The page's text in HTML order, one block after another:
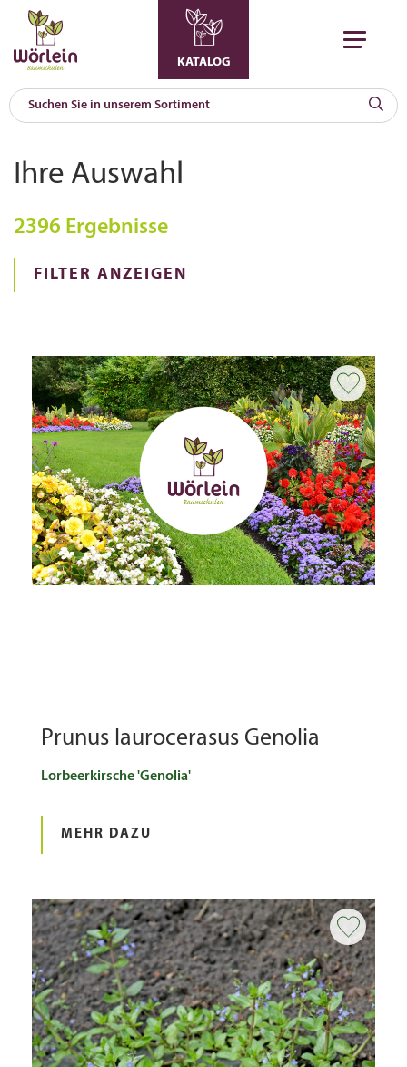
KATALOG
Ihre Auswahl
2396 Ergebnisse
FILTER ANZEIGEN
Prunus laurocerasus Genolia
Lorbeerkirsche 'Genolia'
MEHR DAZU